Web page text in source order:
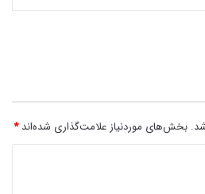
بخش‌های موردنیاز علامت‌گذاری شده‌اند*